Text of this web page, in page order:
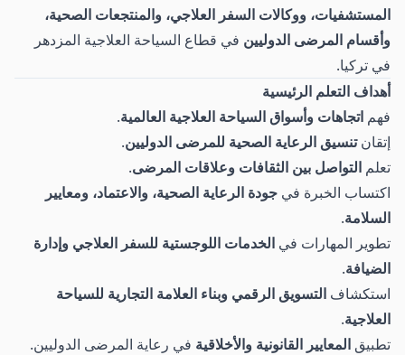
المستشفيات، ووكالات السفر العلاجي، والمنتجعات الصحية،
وأقسام المرضى الدوليين في قطاع السياحة العلاجية المزدهر
في تركيا.
أهداف التعلم الرئيسية
فهم اتجاهات وأسواق السياحة العلاجية العالمية.
إتقانتنسيق الرعاية الصحية للمرضى الدوليين.
تعلم التواصل بين الثقافات وعلاقات المرضى.
اكتساب الخبرة في جودة الرعاية الصحية، والاعتماد، ومعايير
السلامة.
تطوير المهارات في الخدمات اللوجستية للسفر العلاجي وإدارة
الضيافة.
استكشاف التسويق الرقمي وبناء العلامة التجارية للسياحة
العلاجية.
تطبيق المعايير القانونية والأخلاقية في رعاية المرضى الدوليين.